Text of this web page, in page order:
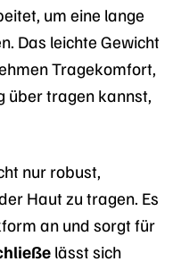
um eine lange
Das leichte Gewicht
Tragekomfort,
über tragen kannst,
nur robust,
Haut zu tragen. Es
an und sorgt für
lässt sich